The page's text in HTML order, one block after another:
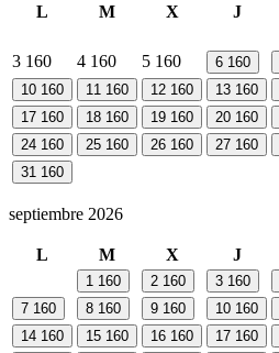
L M X J
3 160 4 160 5 160 6 160
10 160 11 160 12 160 13 160
17 160 18 160 19 160 20 160
24 160 25 160 26 160 27 160
31 160
septiembre 2026
L M X J
1 160 2 160 3 160
7 160 8 160 9 160 10 160
14 160 15 160 16 160 17 160